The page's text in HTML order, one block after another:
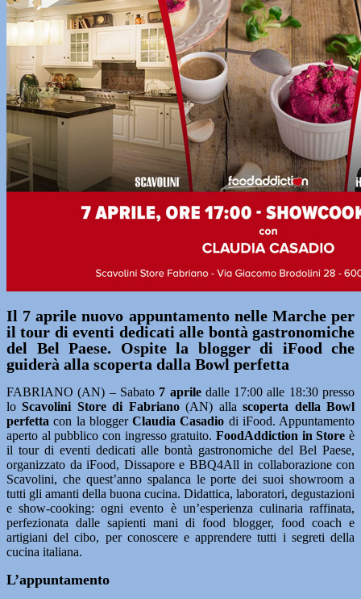
Il 7 aprile nuovo appuntamento nelle Marche per
il tour di eventi dedicati alle bontà gastronomiche
del Bel Paese. Ospite la blogger di iFood che
guiderà alla scoperta dalla Bowl perfetta
FABRIANO (AN) – Sabato 7 apriledalle 17:00 alle 18:30 presso
lo Scavolini Store di Fabriano(AN) allascoperta della Bowl
perfetta con la blogger Claudia Casadio di iFood. Appuntamento
aperto al pubblico con ingresso gratuito. FoodAddiction in Store è
il tour di eventi dedicati alle bontà gastronomiche del Bel Paese,
organizzato da iFood, Dissapore e BBQ4All in collaborazione con
Scavolini, che quest’anno spalanca le porte dei suoi showroom a
tutti gli amanti della buona cucina. Didattica, laboratori, degustazioni
e show-cooking: ogni evento è un’esperienza culinaria raffinata,
perfezionata dalle sapienti mani di food blogger, food coach e
artigiani del cibo, per conoscere e apprendere tutti i segreti della
cucina italiana.
L’appuntamento